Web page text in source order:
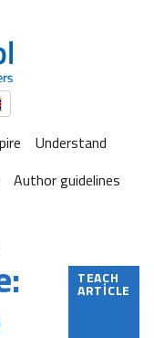
Understand
Author guidelines
TEACH
ARTICLE